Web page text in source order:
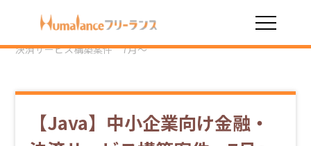
HOME 勤務スタイル
決済サービス構築案件 7月～
【Java】中小企業向け金融・